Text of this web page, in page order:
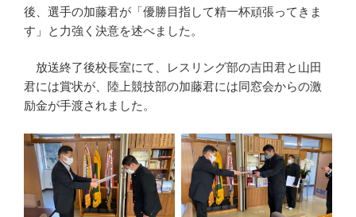
後、選手の加藤君が「優勝目指して精一杯頑張ってきま
す」と力強く決意を述べました。
放送終了後校長室にて、レスリング部の吉田君と山田
君には賞状が、陸上競技部の加藤君には同窓会からの激
励金が手渡されました。